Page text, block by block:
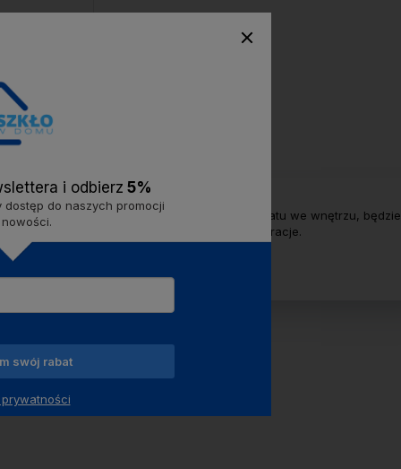
się w każdym domu. Świeca nada klimatu we wnętrzu, będzie
świąteczny stół, jak i wiosenne lub letnie dekoracje.
i odbierz 5%
dostęp do naszych promocji
swój rabat
prywatności